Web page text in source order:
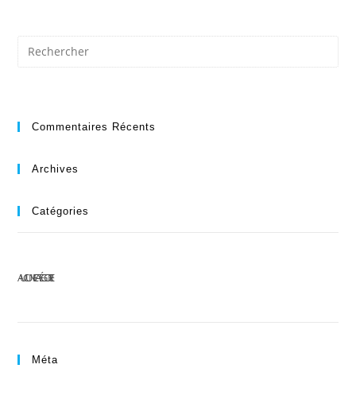
Commentaires Récents
Archives
Catégories
AUCUNE CATÉGORIE
Méta